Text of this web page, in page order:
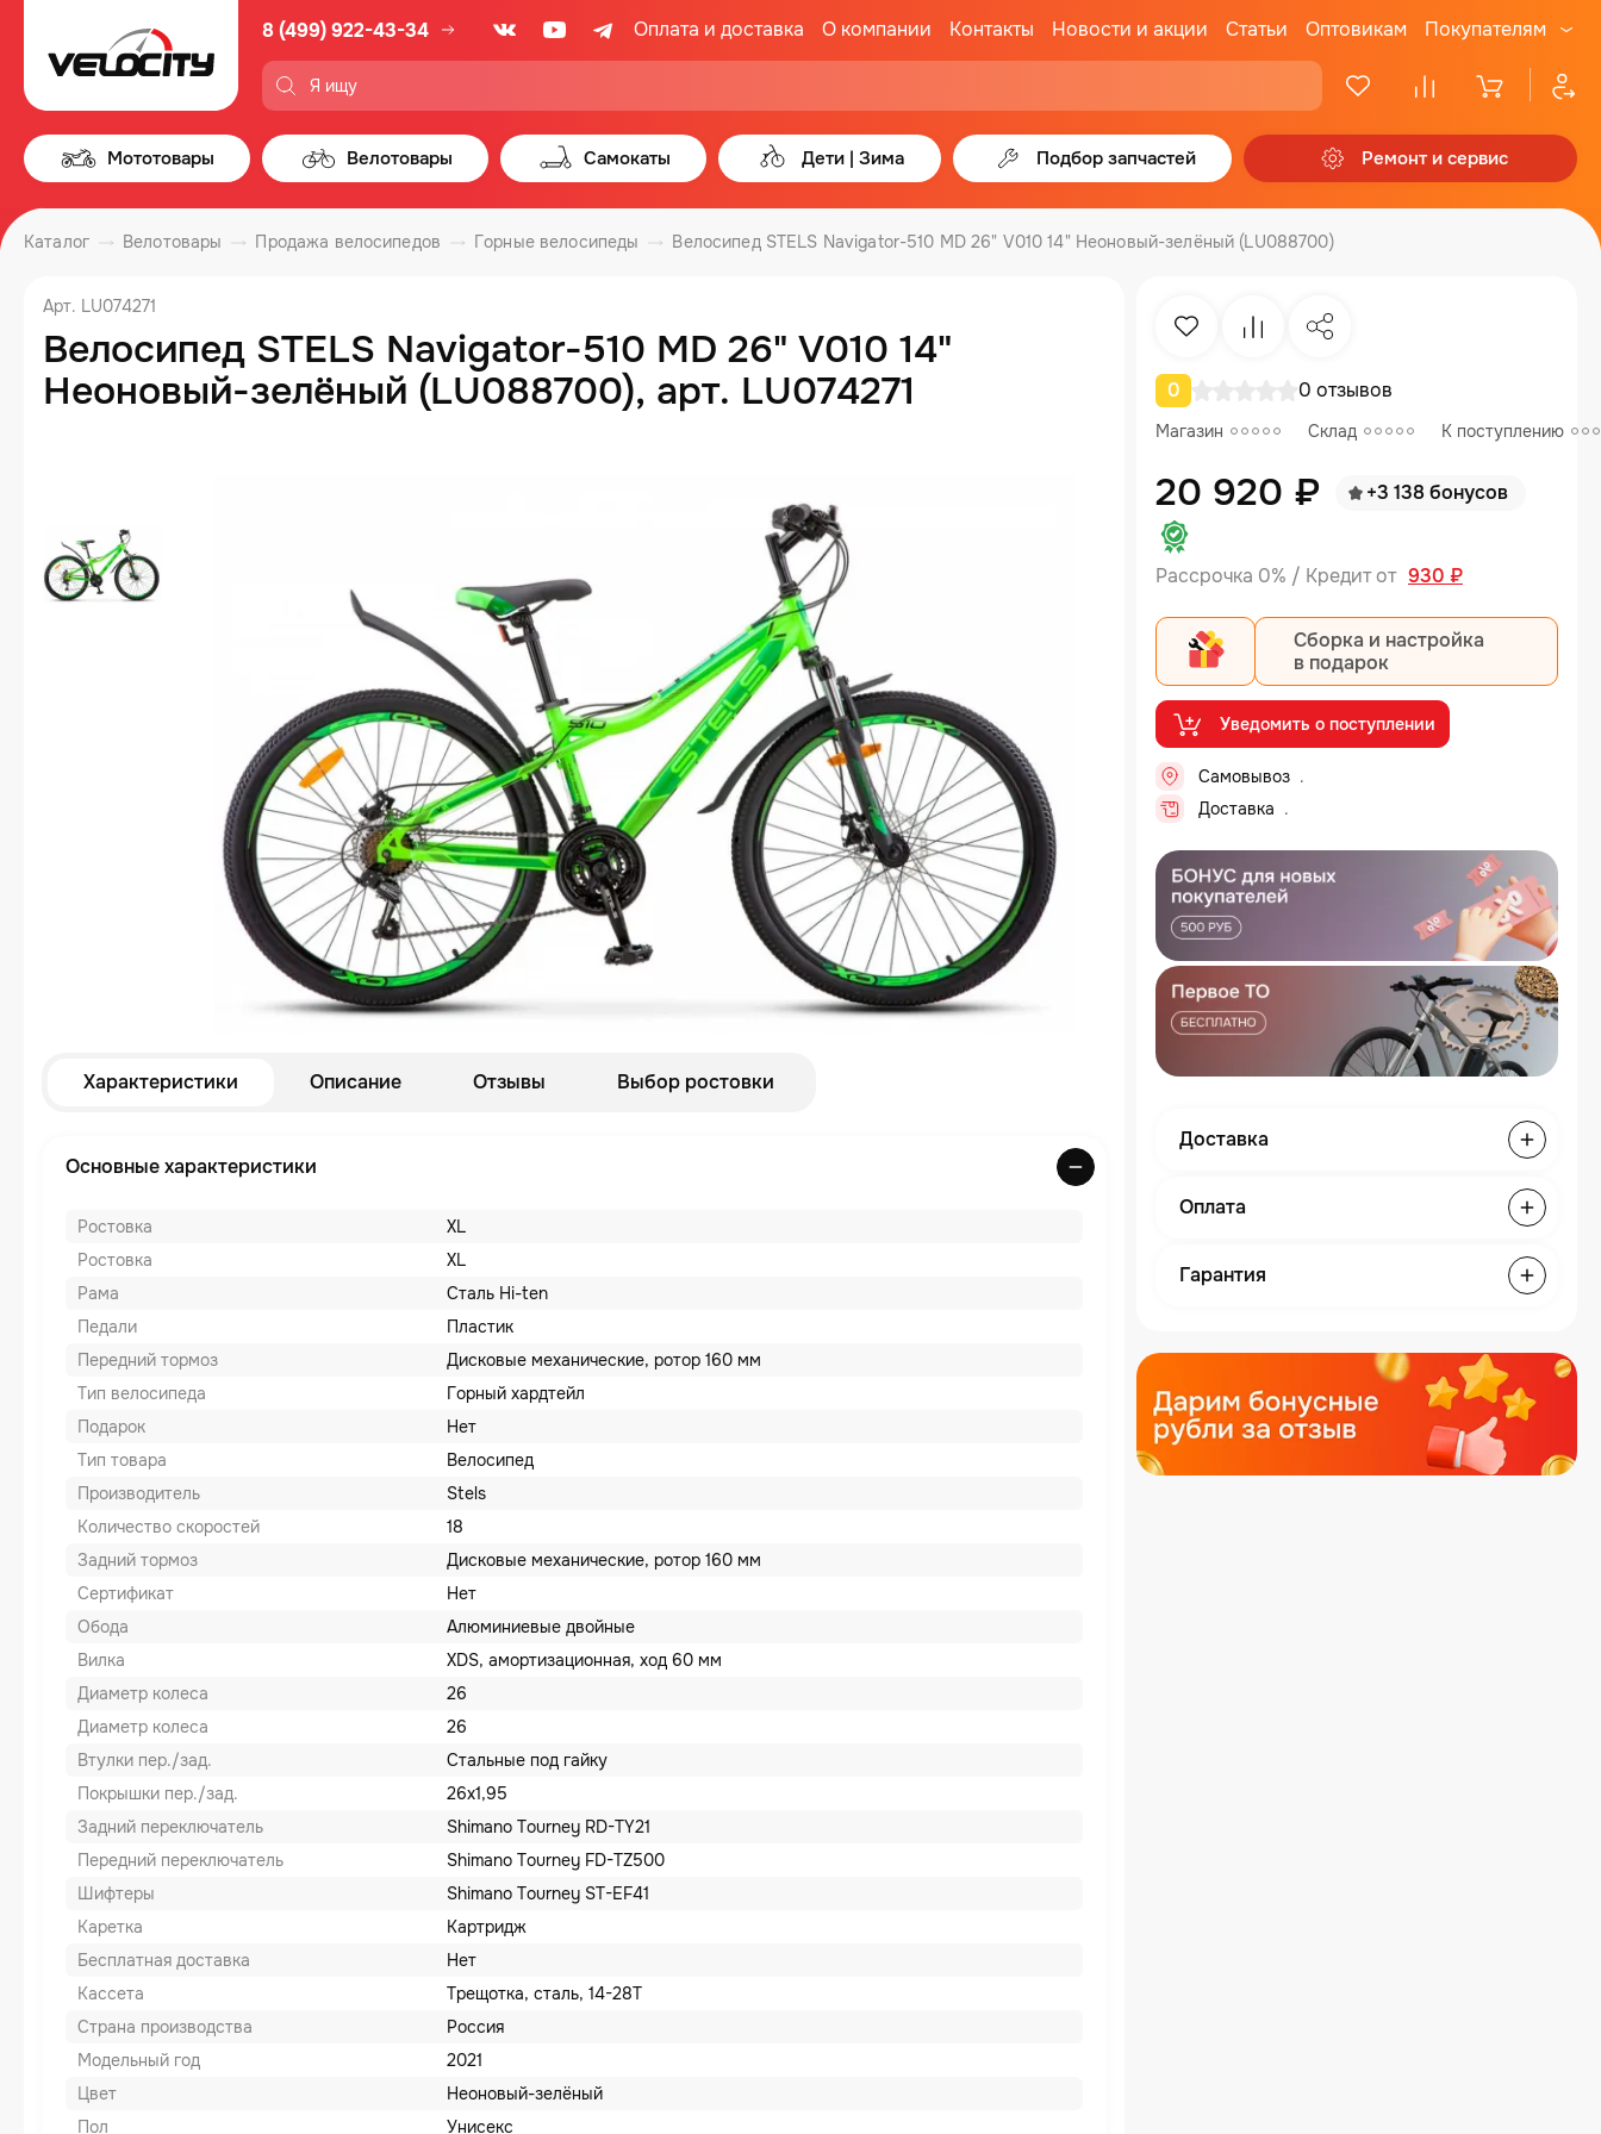
8 (499) 922-43-34 Оплата и доставка О компании Контакты Новости и акции Статьи Оптовикам Покупателям
Мототовары Велотовары Самокаты Дети | Зима Подбор запчастей Ремонт и сервис
Каталог Велотовары Продажа велосипедов Горные велосипеды Велосипед STELS Navigator-510 MD 26" V010 14" Неоновый-зелёный (LU088700)
Арт. LU074271
Велосипед STELS Navigator-510 MD 26" V010 14"
Неоновый-зелёный (LU088700), арт. LU074271
ИзбранноеСравнениеПоделиться
0 0 отзывов
Магазин Склад К поступлению
20 920 ₽ +3 138 бонусов
Рассрочка 0% / Кредит от 930 ₽
Сборка и настройка
в подарок
Уведомить о поступлении
Самовывоз .
Доставка .
Доставка
Оплата
Гарантия
Характеристики Описание Отзывы Выбор ростовки
Основные характеристики
Ростовка
XL
Ростовка
XL
Рама
Сталь Hi-ten
Педали
Пластик
Передний тормоз
Дисковые механические, ротор 160 мм
Тип велосипеда
Горный хардтейл
Подарок
Нет
Тип товара
Велосипед
Производитель
Stels
Количество скоростей
18
Задний тормоз
Дисковые механические, ротор 160 мм
Сертификат
Нет
Обода
Алюминиевые двойные
Вилка
XDS, амортизационная, ход 60 мм
Диаметр колеса
26
Диаметр колеса
26
Втулки пер./зад.
Стальные под гайку
Покрышки пер./зад.
26x1,95
Задний переключатель
Shimano Tourney RD-TY21
Передний переключатель
Shimano Tourney FD-TZ500
Шифтеры
Shimano Tourney ST-EF41
Каретка
Картридж
Бесплатная доставка
Нет
Кассета
Трещотка, сталь, 14-28Т
Страна производства
Россия
Модельный год
2021
Цвет
Неоновый-зелёный
Пол
Унисекс